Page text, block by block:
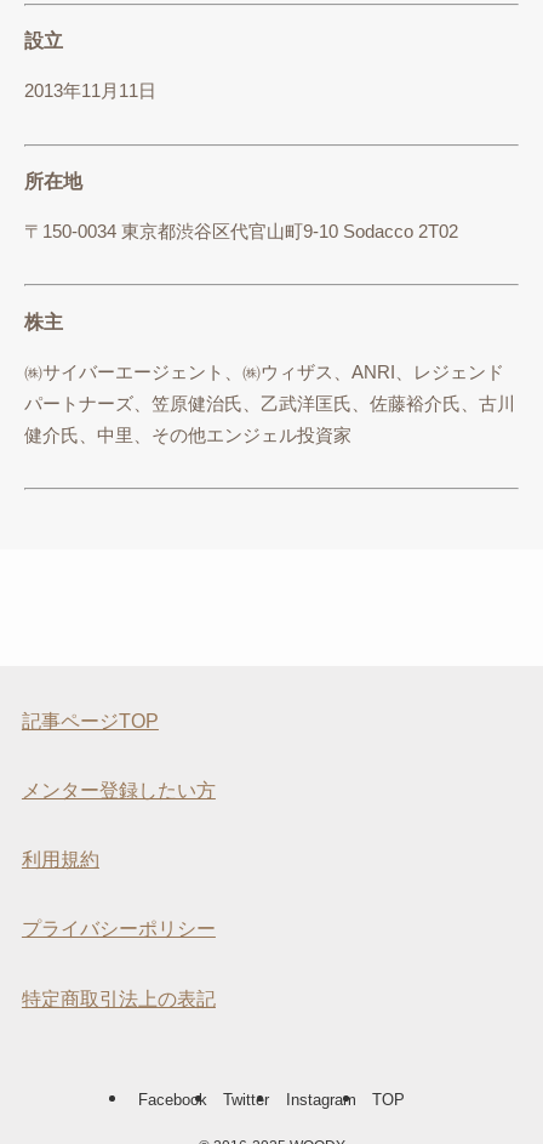
設立
2013年11月11日
所在地
〒150-0034 東京都渋谷区代官山町9-10 Sodacco 2T02
株主
㈱サイバーエージェント、㈱ウィザス、ANRI、レジェンド
パートナーズ、笠原健治氏、乙武洋匡氏、佐藤裕介氏、古川
健介氏、中里、その他エンジェル投資家
記事ページTOP
メンター登録したい方
利用規約
プライバシーポリシー
特定商取引法上の表記
Facebook Twitter Instagram TOP